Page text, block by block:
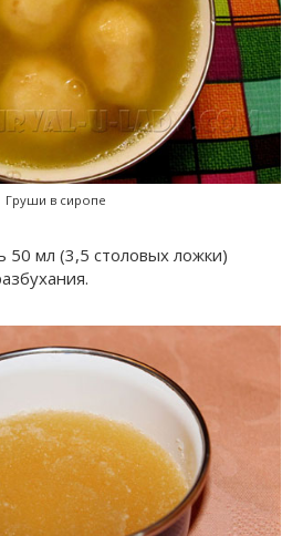
Груши в сиропе
50 мл (3,5 столовых ложки)